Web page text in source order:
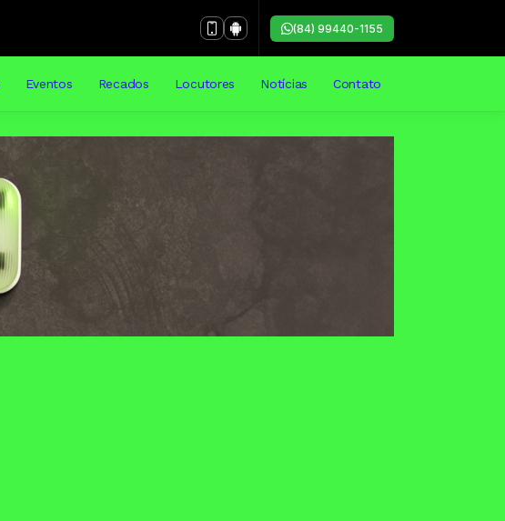
(84) 99440-1155
Eventos Recados Locutores Notícias Contato